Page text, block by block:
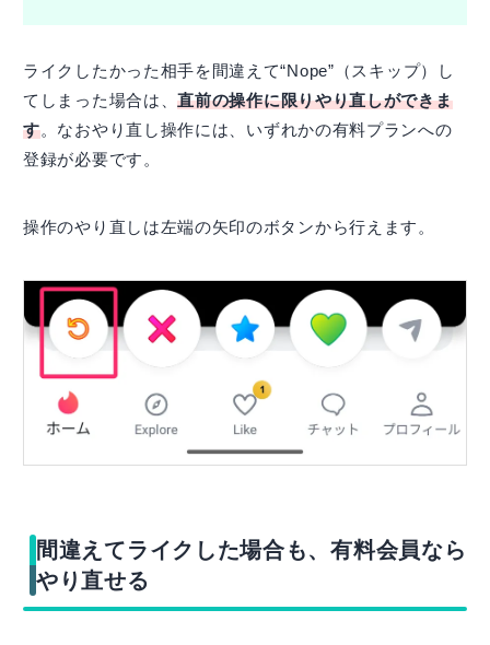
ライクしたかった相手を間違えて“Nope”（スキップ）し
てしまった場合は、直前の操作に限りやり直しができま
す。なおやり直し操作には、いずれかの有料プランへの
登録が必要です。
操作のやり直しは左端の矢印のボタンから行えます。
間違えてライクした場合も、有料会員なら
やり直せる